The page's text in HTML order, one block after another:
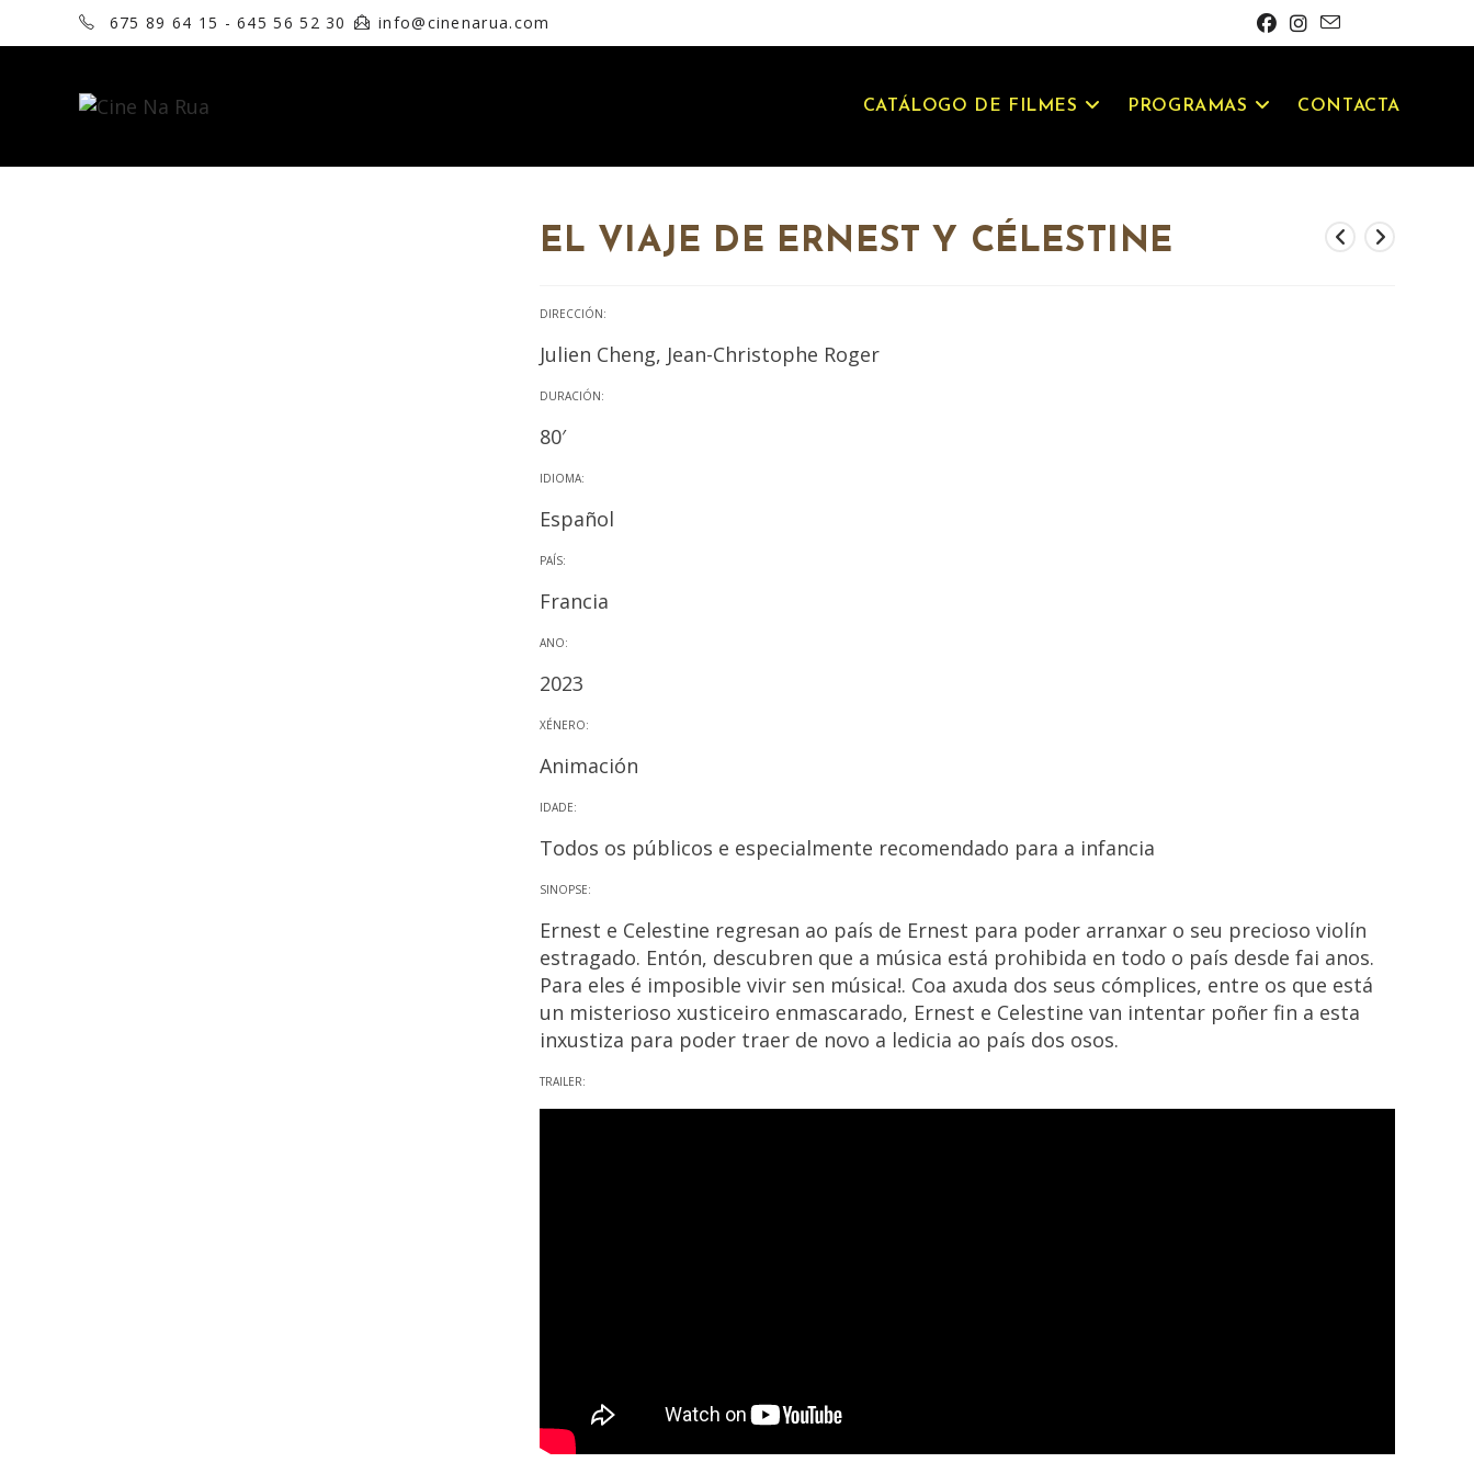
675 89 64 15 - 645 56 52 30 info@cinenarua.com
CATÁLOGO DE FILMES PROGRAMAS CONTACTA
EL VIAJE DE ERNEST Y CÉLESTINE
DIRECCIÓN:
Julien Cheng, Jean-Christophe Roger
DURACIÓN:
80′
IDIOMA:
Español
PAÍS:
Francia
ANO:
2023
XÉNERO:
Animación
IDADE:
Todos os públicos e especialmente recomendado para a infancia
SINOPSE:
Ernest e Celestine regresan ao país de Ernest para poder arranxar o seu precioso violín
estragado. Entón, descubren que a música está prohibida en todo o país desde fai anos.
Para eles é imposible vivir sen música!. Coa axuda dos seus cómplices, entre os que está
un misterioso xusticeiro enmascarado, Ernest e Celestine van intentar poñer fin a esta
inxustiza para poder traer de novo a ledicia ao país dos osos.
TRAILER: